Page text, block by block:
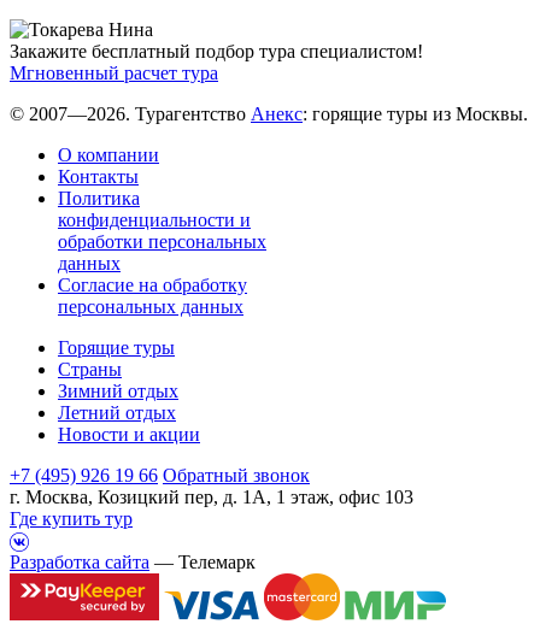
Закажите бесплатный подбор тура специалистом!
Мгновенный расчет тура
© 2007—2026. Турагентство Анекс: горящие туры из Москвы.
О компании
Контакты
Политика
конфиденциальности и
обработки персональных
данных
Согласие на обработку
персональных данных
Горящие туры
Страны
Зимний отдых
Летний отдых
Новости и акции
+7 (495) 926 19 66 Обратный звонок
г. Москва, Козицкий пер, д. 1А, 1 этаж, офис 103
Где купить тур
Разработка сайта — Телемарк